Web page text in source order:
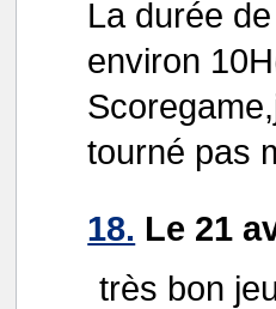
La durée
environ
tourné pas
18. Le 21
très bon